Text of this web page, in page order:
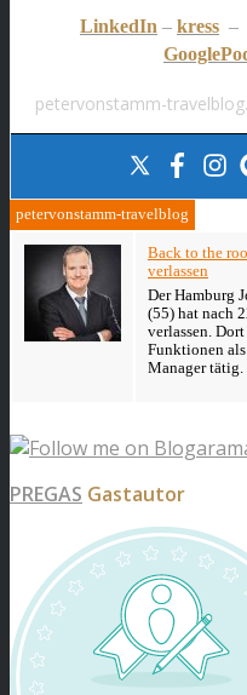
LinkedIn – kress –
petervonstamm-
petervonstamm-travelblog
Back to the
verlassen
Der Hamburg
(55) hat nach
verlassen.
Funktionen
Manager tätig.
PREGAS Gastautor